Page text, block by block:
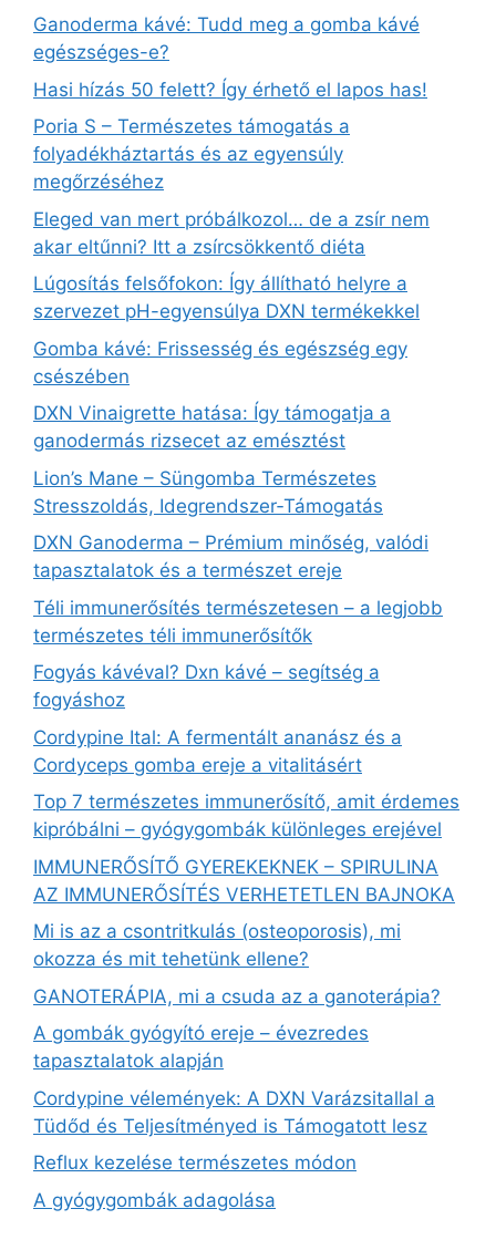
Ganoderma kávé: Tudd meg a gomba kávé
egészséges-e?
Hasi hízás 50 felett? Így érhető el lapos has!
Poria S – Természetes támogatás a
folyadékháztartás és az egyensúly
megőrzéséhez
Eleged van mert próbálkozol… de a zsír nem
akar eltűnni? Itt a zsírcsökkentő diéta
Lúgosítás felsőfokon: Így állítható helyre a
szervezet pH-egyensúlya DXN termékekkel
Gomba kávé: Frissesség és egészség egy
csészében
DXN Vinaigrette hatása: Így támogatja a
ganodermás rizsecet az emésztést
Lion’s Mane – Süngomba Természetes
Stresszoldás, Idegrendszer‑Támogatás
DXN Ganoderma – Prémium minőség, valódi
tapasztalatok és a természet ereje
Téli immunerősítés természetesen – a legjobb
természetes téli immunerősítők
Fogyás kávéval? Dxn kávé – segítség a
fogyáshoz
Cordypine Ital: A fermentált ananász és a
Cordyceps gomba ereje a vitalitásért
Top 7 természetes immunerősítő, amit érdemes
kipróbálni – gyógygombák különleges erejével
IMMUNERŐSÍTŐ GYEREKEKNEK – SPIRULINA
AZ IMMUNERŐSÍTÉS VERHETETLEN BAJNOKA
Mi is az a csontritkulás (osteoporosis), mi
okozza és mit tehetünk ellene?
GANOTERÁPIA, mi a csuda az a ganoterápia?
A gombák gyógyító ereje – évezredes
tapasztalatok alapján
Cordypine vélemények: A DXN Varázsitallal a
Tüdőd és Teljesítményed is Támogatott lesz
Reflux kezelése természetes módon
A gyógygombák adagolása